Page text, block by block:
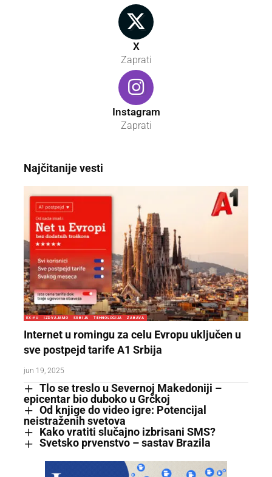
X
Zaprati
Instagram
Zaprati
Najčitanije vesti
EX-YU IZDVAJAMO SRBIJA TEHNOLOGIJA ZABAVA
Internet u romingu za celu Evropu uključen u
sve postpejd tarife A1 Srbija
jun 19, 2025
Tlo se treslo u Severnoj Makedoniji –
epicentar bio duboko u Grčkoj
Od knjige do video igre: Potencijal
neistraženih svetova
Kako vratiti slučajno izbrisani SMS?
Svetsko prvenstvo – sastav Brazila